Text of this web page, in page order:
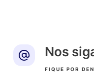
Nos
FIQUE POR